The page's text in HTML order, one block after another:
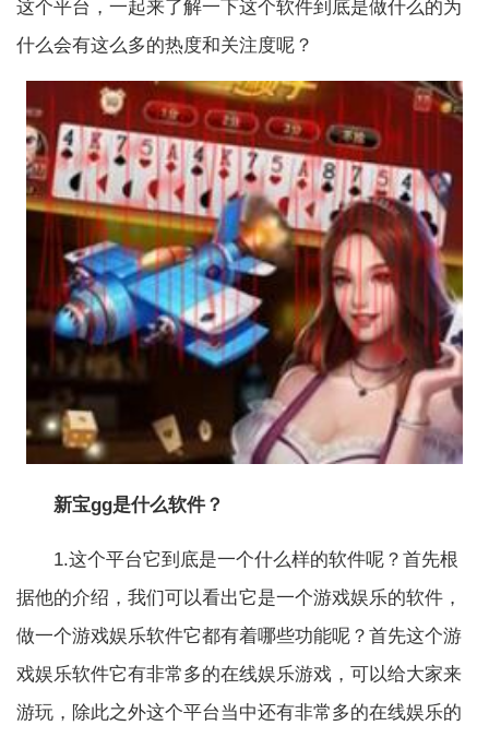
这个平台，一起来了解一下这个软件到底是做什么的为
什么会有这么多的热度和关注度呢？
新宝gg是什么软件？
1.这个平台它到底是一个什么样的软件呢？首先根
据他的介绍，我们可以看出它是一个游戏娱乐的软件，
做一个游戏娱乐软件它都有着哪些功能呢？首先这个游
戏娱乐软件它有非常多的在线娱乐游戏，可以给大家来
游玩，除此之外这个平台当中还有非常多的在线娱乐的